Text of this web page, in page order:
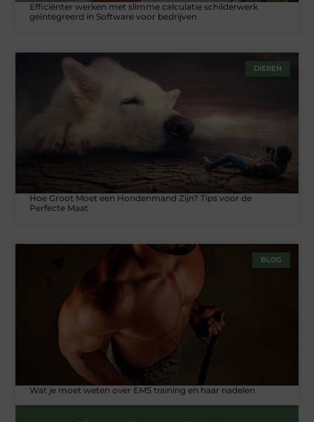
Efficiënter werken met slimme calculatie schilderwerk
geïntegreerd in Software voor bedrijven
DIEREN
Hoe Groot Moet een Hondenmand Zijn? Tips voor de
Perfecte Maat
BLOG
Wat je moet weten over EMS training en haar nadelen